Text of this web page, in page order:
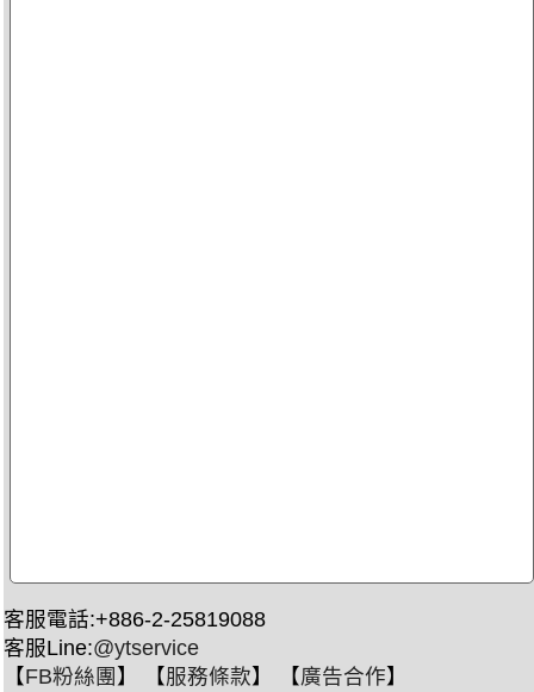
客服電話:+886-2-25819088
客服Line:@ytservice
【FB粉絲團 】 【服務條款】 【廣告合作】